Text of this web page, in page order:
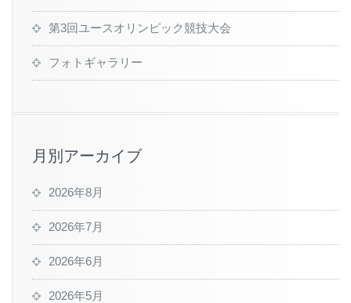
第3回ユースオリンピック競技大会
フォトギャラリー
月別アーカイブ
2026年8月
2026年7月
2026年6月
2026年5月